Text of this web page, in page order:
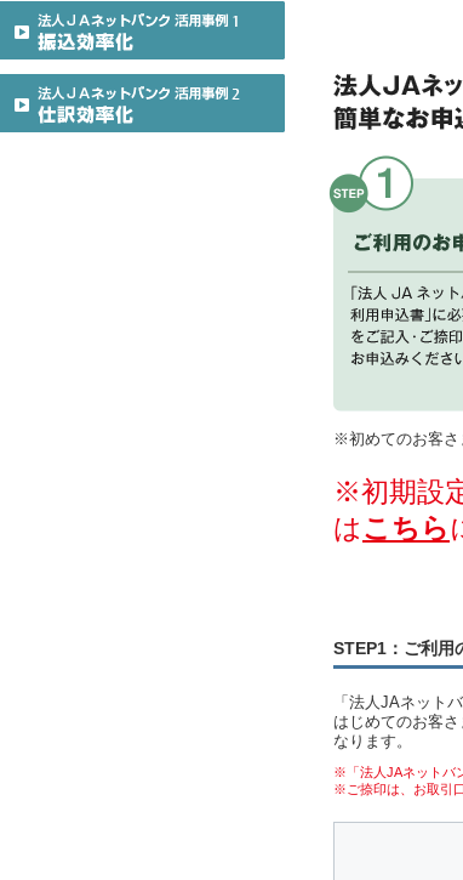
※初めてのお客さ
※初期設
はこちら
STEP1：ご利用
「法人JAネット
はじめてのお客
なります。
※「法人JAネットバ
※ご捺印は、お取引